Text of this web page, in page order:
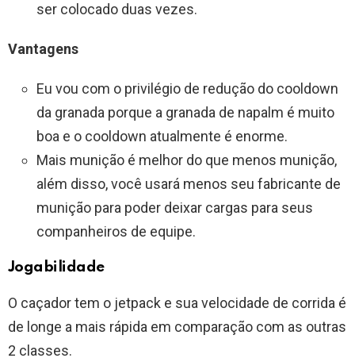
ser colocado duas vezes.
Vantagens
Eu vou com o privilégio de redução do cooldown
da granada porque a granada de napalm é muito
boa e o cooldown atualmente é enorme.
Mais munição é melhor do que menos munição,
além disso, você usará menos seu fabricante de
munição para poder deixar cargas para seus
companheiros de equipe.
Jogabilidade
O caçador tem o jetpack e sua velocidade de corrida é
de longe a mais rápida em comparação com as outras
2 classes.